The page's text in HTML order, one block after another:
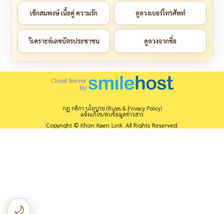
เช็กสมพงษ์ เนื้อคู่ ความรัก ดูดวงเบอร์โทรศัพท์
วิเคราะห์เลขบัตรประชาชน ดูดวงจากชื่อ
กฎ กติกา นโยบาย (Rules & Privacy Policy)
แจ้งแก้ไข/ลบข้อมูลข่าวสาร
Copyright © Khon Kaen Link. All Rights Reserved.
🌙